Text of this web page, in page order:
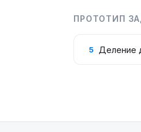
ПРОТОТИП
5 Деление